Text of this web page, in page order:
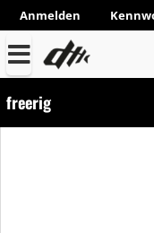
Anmelden
freerig